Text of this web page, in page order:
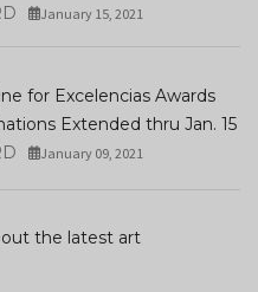
January 15, 2021
for Excelencias Awards
Extended thru Jan. 15
January 09, 2021
the latest art